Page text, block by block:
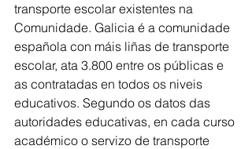
transporte escolar existentes na
Comunidade. Galicia é a comunidade
española con máis liñas de transporte
escolar, ata 3.800 entre os públicas e
as contratadas en todos os niveis
educativos. Segundo os datos das
autoridades educativas, en cada curso
académico o servizo de transporte